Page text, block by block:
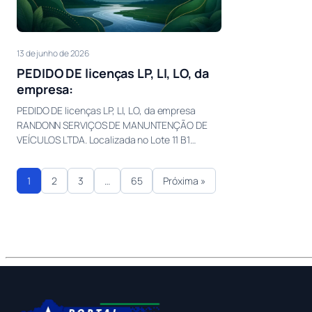
13 de junho de 2026
PEDIDO DE licenças LP, LI, LO, da
empresa:
PEDIDO DE licenças LP, LI, LO, da empresa
RANDONN SERVIÇOS DE MANUNTENÇÃO DE
VEÍCULOS LTDA. Localizada no Lote 11 B1…
1 2 3 … 65 Próxima »